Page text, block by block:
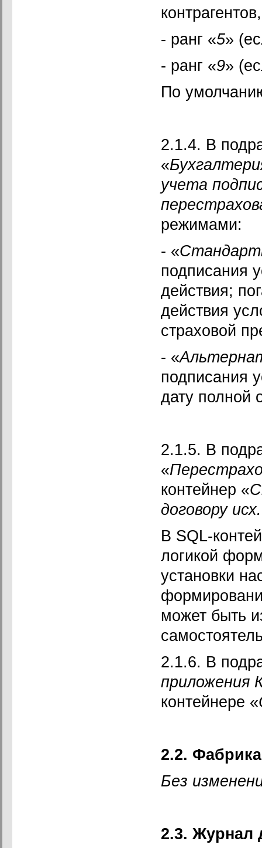
- ранг «5»
- ранг «9»
По
2.1.4. В
«
учета
режимами:
- «
подписания
действия;
действия
страховой
- «
подписания
дату полной
2.1.5. В
«
контейнер «
договору
В SQL-
логикой
установки
может быть
2.1.6. В
приложения
контейнере «
2.2.
Без
2.3. Журнал